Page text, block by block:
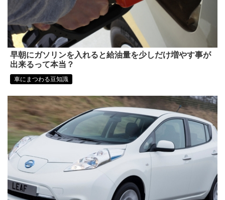
早朝にガソリンを入れると給油量を少しだけ増やす事が
出来るって本当？
車にまつわる豆知識